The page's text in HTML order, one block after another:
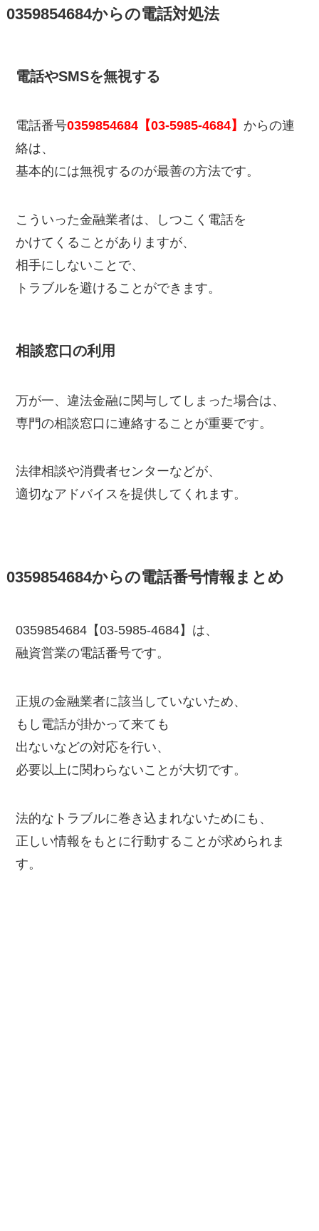
0359854684からの電話対処法
電話やSMSを無視する
電話番号0359854684【03-5985-4684】 からの連
絡は、
基本的には無視するのが最善の方法です。
こういった金融業者は、しつこく電話を
かけてくることがありますが、
相手にしないことで、
トラブルを避けることができます。
相談窓口の利用
万が一、違法金融に関与してしまった場合は、
専門の相談窓口に連絡することが重要です。
法律相談や消費者センターなどが、
適切なアドバイスを提供してくれます。
0359854684からの電話番号情報まとめ
0359854684【03-5985-4684】は、
融資営業の電話番号です。
正規の金融業者に該当していないため、
もし電話が掛かって来ても
出ないなどの対応を行い、
必要以上に関わらないことが大切です。
法的なトラブルに巻き込まれないためにも、
正しい情報をもとに行動することが求められま
す。